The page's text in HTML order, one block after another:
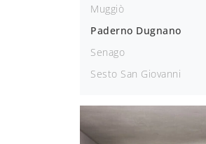
Muggiò
Paderno Dugnano
Senago
Sesto San Giovanni